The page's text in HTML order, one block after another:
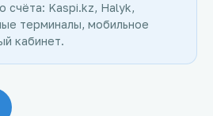
счёта: Kaspi.kz, Halyk,
терминалы, мобильное
кабинет.